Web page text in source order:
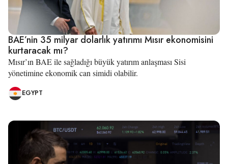
BAE’nin 35 milyar dolarlık yatırımı Mısır ekonomisini
kurtaracak mı?
Mısır’ın BAE ile sağladığı büyük yatırım anlaşması Sisi
yönetimine ekonomik can simidi olabilir.
EGYPT